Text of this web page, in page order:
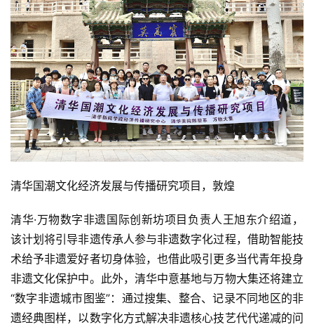
清华国潮文化经济发展与传播研究项目，敦煌
清华·万物数字非遗国际创新坊项目负责人王旭东介绍道，
该计划将引导非遗传承人参与非遗数字化过程，借助智能技
术给予非遗爱好者切身体验，也借此吸引更多当代青年投身
非遗文化保护中。此外，清华中意基地与万物大集还将建立
“数字非遗城市图鉴”：通过搜集、整合、记录不同地区的非
遗经典图样，以数字化方式解决非遗核心技艺代代递减的问